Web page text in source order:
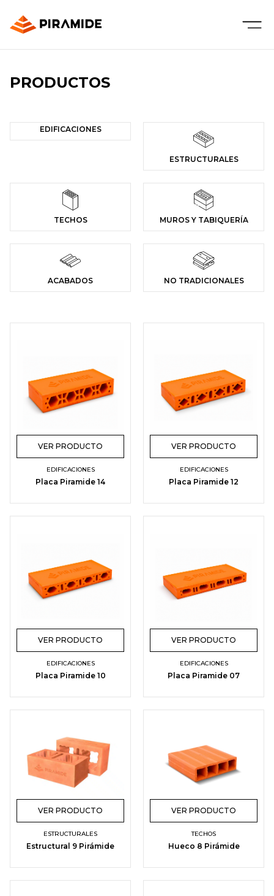
PRODUCTOS
EDIFICACIONES
ESTRUCTURALES
TECHOS MUROS Y TABIQUERÍA
ACABADOS NO TRADICIONALES
VER PRODUCTO
EDIFICACIONES
Placa Piramide 14
VER PRODUCTO
EDIFICACIONES
Placa Piramide 12
VER PRODUCTO
EDIFICACIONES
Placa Piramide 10
VER PRODUCTO
EDIFICACIONES
Placa Piramide 07
VER PRODUCTO
ESTRUCTURALES
Estructural 9 Pirámide
VER PRODUCTO
TECHOS
Hueco 8 Pirámide